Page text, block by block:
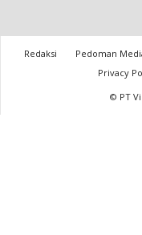
Redaksi Pedoman
Privacy
© PT